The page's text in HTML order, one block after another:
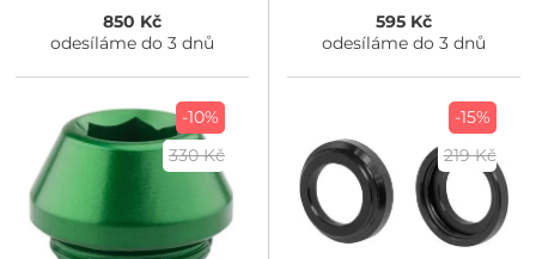
850 Kč
odesíláme do 3 dnů
595 Kč
odesíláme do 3 dnů
-10%
330 Kč
-15%
219 Kč